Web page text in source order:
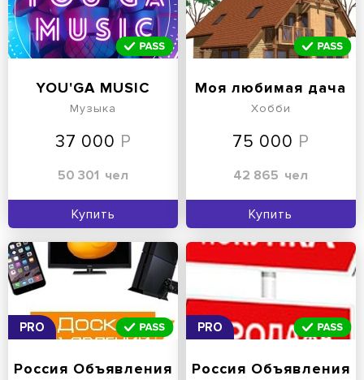
YOU'GA MUSIC
Музыка
37 000
50 301 чел
Купить
Моя любимая дача
Хобби
75 000
42 865 чел
Купить
PRO
Россия Объявления
PRO
Россия Объявления